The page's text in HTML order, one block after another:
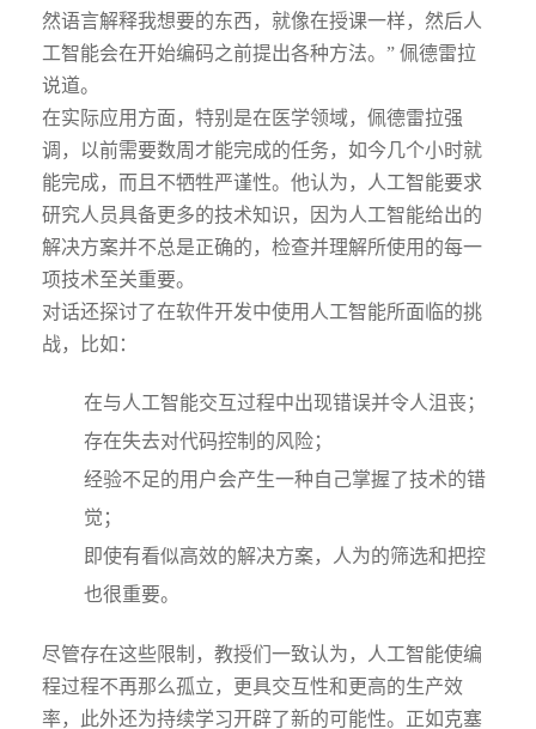
然语言解释我想要的东西，就像在授课一样，然后人
工智能会在开始编码之前提出各种方法。” 佩德雷拉
说道。
在实际应用方面，特别是在医学领域，佩德雷拉强
调，以前需要数周才能完成的任务，如今几个小时就
能完成，而且不牺牲严谨性。他认为，人工智能要求
研究人员具备更多的技术知识，因为人工智能给出的
解决方案并不总是正确的，检查并理解所使用的每一
项技术至关重要。
对话还探讨了在软件开发中使用人工智能所面临的挑
战，比如：
在与人工智能交互过程中出现错误并令人沮丧；
存在失去对代码控制的风险；
经验不足的用户会产生一种自己掌握了技术的错
觉；
即使有看似高效的解决方案，人为的筛选和把控
也很重要。
尽管存在这些限制，教授们一致认为，人工智能使编
程过程不再那么孤立，更具交互性和更高的生产效
率，此外还为持续学习开辟了新的可能性。正如克塞